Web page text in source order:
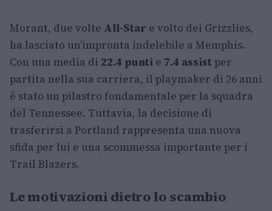
Morant, due volte All-Star e volto dei Grizzlies,
ha lasciato un’impronta indelebile a Memphis.
Con una media di 22.4 punti e 7.4 assist per
partita nella sua carriera, il playmaker di 26 anni
è stato un pilastro fondamentale per la squadra
del Tennessee. Tuttavia, la decisione di
trasferirsi a Portland rappresenta una nuova
sfida per lui e una scommessa importante per i
Trail Blazers.
Le motivazioni dietro lo scambio